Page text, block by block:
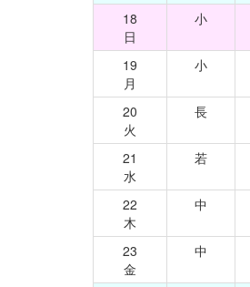
18
日
小
19
月
小
20
火
長
21
水
若
22
木
中
23
金
中